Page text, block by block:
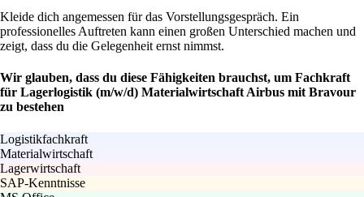
Kleide dich angemessen für das Vorstellungsgespräch. Ein
professionelles Auftreten kann einen großen Unterschied machen und
zeigt, dass du die Gelegenheit ernst nimmst.
Wir glauben, dass du diese Fähigkeiten brauchst, um Fachkraft
für Lagerlogistik (m/w/d) Materialwirtschaft Airbus mit Bravour
zu bestehen
Logistikfachkraft
Materialwirtschaft
Lagerwirtschaft
SAP-Kenntnisse